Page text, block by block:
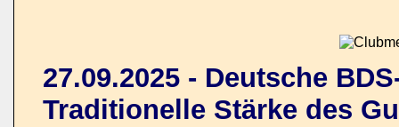
27.09.2025 - Deutsche
Traditionelle Stärke des